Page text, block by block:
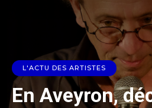
L'ACTU DES ARTISTES
En Aveyron,